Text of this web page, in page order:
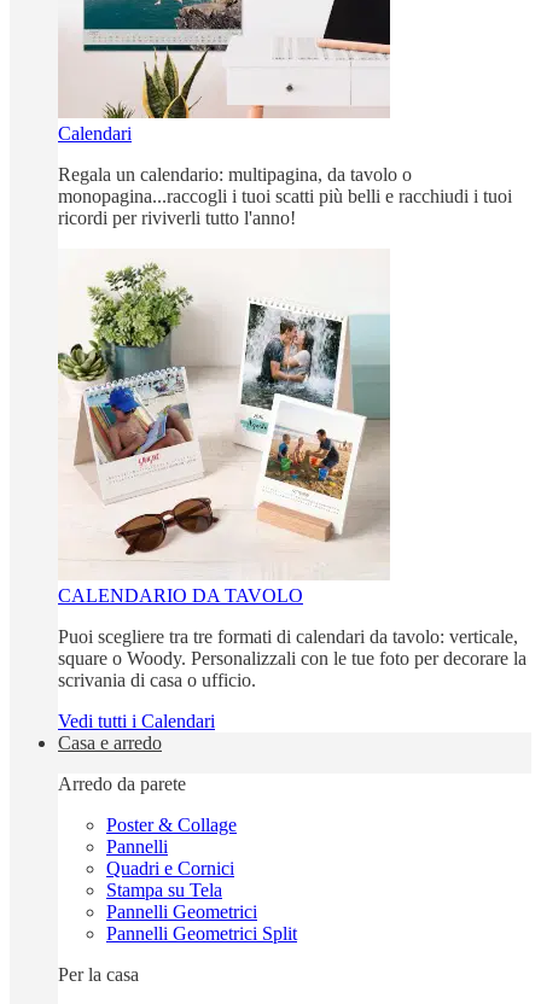
Calendari
Regala un calendario: multipagina, da tavolo o
monopagina...raccogli i tuoi scatti più belli e racchiudi i tuoi
ricordi per riviverli tutto l'anno!
CALENDARIO DA TAVOLO
Puoi scegliere tra tre formati di calendari da tavolo: verticale,
square o Woody. Personalizzali con le tue foto per decorare la
scrivania di casa o ufficio.
Vedi tutti i Calendari
Casa e arredo
Arredo da parete
Poster & Collage
Pannelli
Quadri e Cornici
Stampa su Tela
Pannelli Geometrici
Pannelli Geometrici Split
Per la casa